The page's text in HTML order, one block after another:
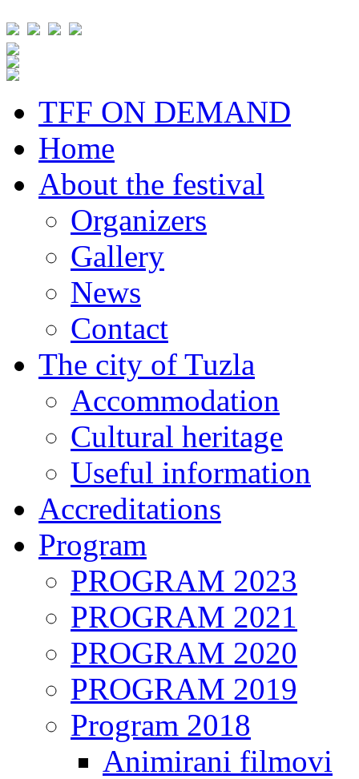
TFF ON DEMAND
Home
About the festival
Organizers
Gallery
News
Contact
The city of Tuzla
Accommodation
Cultural heritage
Useful information
Accreditations
Program
PROGRAM 2023
PROGRAM 2021
PROGRAM 2020
PROGRAM 2019
Program 2018
Animirani filmovi